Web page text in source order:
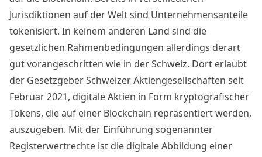
Jurisdiktionen auf der Welt sind Unternehmensanteile
tokenisiert. In keinem anderen Land sind die
gesetzlichen Rahmenbedingungen allerdings derart
gut vorangeschritten wie in der Schweiz. Dort erlaubt
der Gesetzgeber Schweizer Aktiengesellschaften seit
Februar 2021, digitale Aktien in Form kryptografischer
Tokens, die auf einer Blockchain repräsentiert werden,
auszugeben. Mit der Einführung sogenannter
Registerwertrechte ist die digitale Abbildung einer